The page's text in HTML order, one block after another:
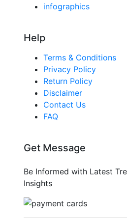
infographics
Help
Terms & Conditions
Privacy Policy
Return Policy
Disclaimer
Contact Us
FAQ
Get Message
Be Informed with Latest
Insights